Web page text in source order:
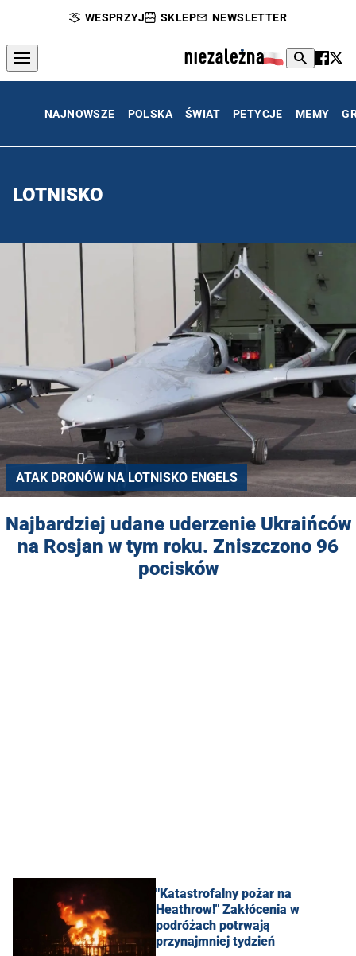
WESPRZYJ SKLEP NEWSLETTER
NAJNOWSZE POLSKA ŚWIAT PETYCJE MEMY
LOTNISKO
ATAK DRONÓW NA LOTNISKO ENGELS
Najbardziej udane uderzenie Ukraińców
na Rosjan w tym roku. Zniszczono 96
pocisków
"Katastrofalny pożar na
Heathrow!" Zakłócenia w
podróżach potrwają
przynajmniej tydzień